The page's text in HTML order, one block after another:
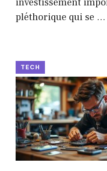
pléthorique qui se ...
TECH